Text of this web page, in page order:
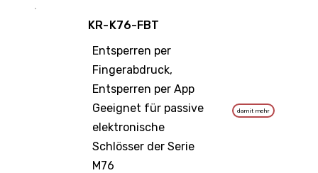
KR-K76-FBT
Entsperren per
Fingerabdruck,
Entsperren per App
Geeignet für passive
elektronische
Schlösser der Serie
M76
damit mehr